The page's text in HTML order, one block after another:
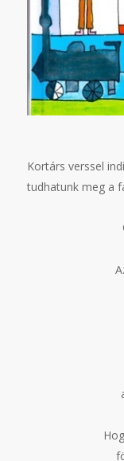
Kortárs verssel
tudhatunk meg a